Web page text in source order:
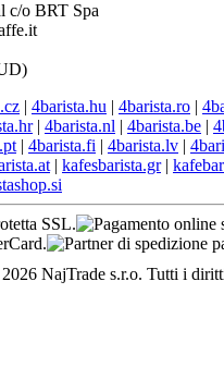
c/o BRT Spa
| 4barista.hu | 4barista.ro |
| 4barista.nl | 4barista.be |
| 4barista.fi | 4barista.lv |
| kafesbarista.gr|
NajTrade s.r.o. Tutti i